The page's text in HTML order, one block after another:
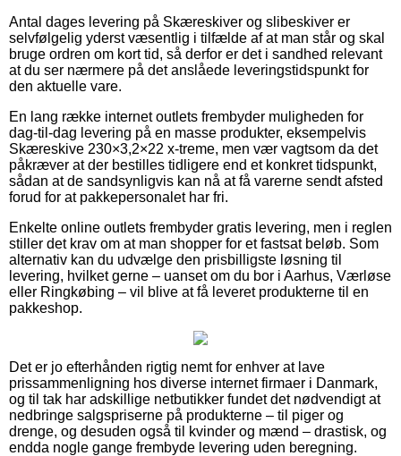
Antal dages levering på Skæreskiver og slibeskiver er
selvfølgelig yderst væsentlig i tilfælde af at man står og skal
bruge ordren om kort tid, så derfor er det i sandhed relevant
at du ser nærmere på det anslåede leveringstidspunkt for
den aktuelle vare.
En lang række internet outlets frembyder muligheden for
dag-til-dag levering på en masse produkter, eksempelvis
Skæreskive 230×3,2×22 x-treme, men vær vagtsom da det
påkræver at der bestilles tidligere end et konkret tidspunkt,
sådan at de sandsynligvis kan nå at få varerne sendt afsted
forud for at pakkepersonalet har fri.
Enkelte online outlets frembyder gratis levering, men i reglen
stiller det krav om at man shopper for et fastsat beløb. Som
alternativ kan du udvælge den prisbilligste løsning til
levering, hvilket gerne – uanset om du bor i Aarhus, Værløse
eller Ringkøbing – vil blive at få leveret produkterne til en
pakkeshop.
Det er jo efterhånden rigtig nemt for enhver at lave
prissammenligning hos diverse internet firmaer i Danmark,
og til tak har adskillige netbutikker fundet det nødvendigt at
nedbringe salgspriserne på produkterne – til piger og
drenge, og desuden også til kvinder og mænd – drastisk, og
endda nogle gange frembyde levering uden beregning.